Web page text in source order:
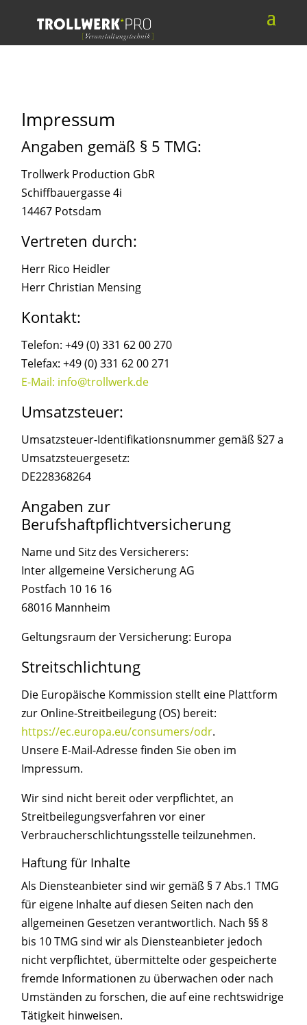
Impressum
Angaben gemäß § 5 TMG:
Trollwerk Production GbR
Schiffbauergasse 4i
14467 Potsdam
Vertreten durch:
Herr Rico Heidler
Herr Christian Mensing
Kontakt:
Telefon: +49 (0) 331 62 00 270
Telefax: +49 (0) 331 62 00 271
E-Mail: info@trollwerk.de
Umsatzsteuer:
Umsatzsteuer-Identifikationsnummer gemäß §27 a
Umsatzsteuergesetz:
DE228368264
Angaben zur
Berufshaftpflichtversicherung
Name und Sitz des Versicherers:
Inter allgemeine Versicherung AG
Postfach 10 16 16
68016 Mannheim
Geltungsraum der Versicherung: Europa
Streitschlichtung
Die Europäische Kommission stellt eine Plattform
zur Online-Streitbeilegung (OS) bereit:
https://ec.europa.eu/consumers/odr.
Unsere E-Mail-Adresse finden Sie oben im
Impressum.
Wir sind nicht bereit oder verpflichtet, an
Streitbeilegungsverfahren vor einer
Verbraucherschlichtungsstelle teilzunehmen.
Haftung für Inhalte
Als Diensteanbieter sind wir gemäß § 7 Abs.1 TMG
für eigene Inhalte auf diesen Seiten nach den
allgemeinen Gesetzen verantwortlich. Nach §§ 8
bis 10 TMG sind wir als Diensteanbieter jedoch
nicht verpflichtet, übermittelte oder gespeicherte
fremde Informationen zu überwachen oder nach
Umständen zu forschen, die auf eine rechtswidrige
Tätigkeit hinweisen.